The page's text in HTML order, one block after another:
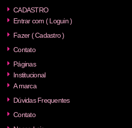
CADASTRO
Entrar com ( Loguin )
Fazer ( Cadastro )
Contato
Páginas
Institucional
A marca
Dúvidas Frequentes
Contato